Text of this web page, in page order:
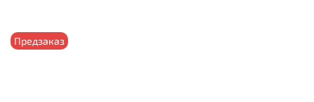
Предзаказ